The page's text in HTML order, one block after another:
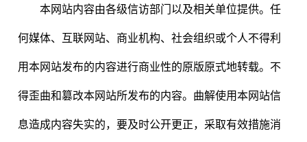
本网站内容由各级信访部门以及相关单位提供。任
何媒体、互联网站、商业机构、社会组织或个人不得利
用本网站发布的内容进行商业性的原版原式地转载。不
得歪曲和篡改本网站所发布的内容。曲解使用本网站信
息造成内容失实的，要及时公开更正，采取有效措施消